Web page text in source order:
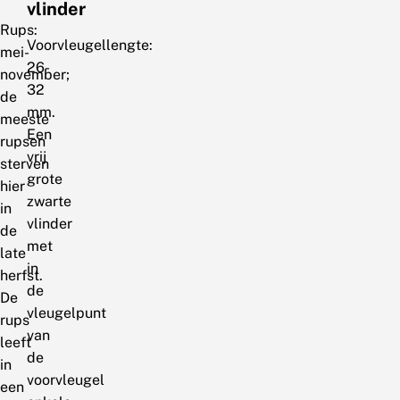
Rups:
mei-
november;
de
meeste
rupsen
sterven
hier
in
de
late
herfst.
De
rups
leeft
in
een
vlinder
Voorvleugellengte:
26-
32
mm.
Een
vrij
grote
zwarte
vlinder
met
in
de
vleugelpunt
van
de
voorvleugel